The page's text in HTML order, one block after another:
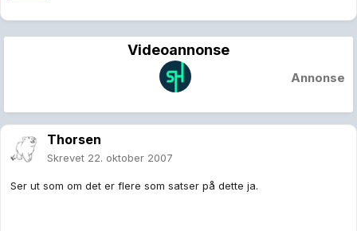
Videoannonse
Annonse
Thorsen
Skrevet 22. oktober 2007
Ser ut som om det er flere som satser på dette ja.